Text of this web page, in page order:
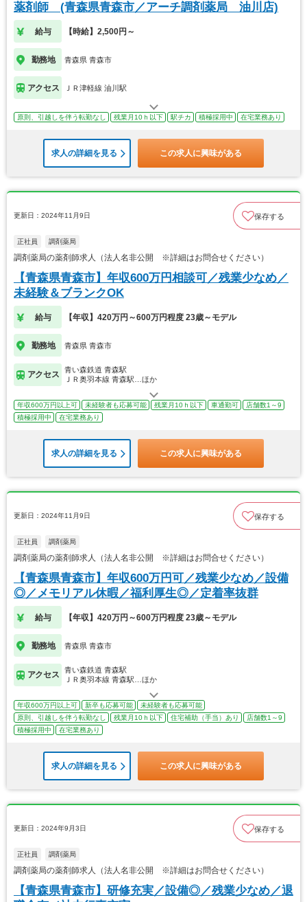
薬剤師 (青森県青森市／アーチ調剤薬局 油川店)
給与 【時給】2,500円～
勤務地 青森県 青森市
アクセス ＪＲ津軽線 油川駅
原則、引越しを伴う転勤なし 残業月10ｈ以下 駅チカ 積極採用中 在宅業務あり
求人の詳細を見る この求人に興味がある
更新日：2024年11月9日 保存する
正社員 調剤薬局
調剤薬局の薬剤師求人（法人名非公開 ※詳細はお問合せください）
【青森県青森市】年収600万円相談可／残業少なめ／
未経験＆ブランクOK
給与 【年収】420万円～600万円程度 23歳～モデル
勤務地 青森県 青森市
アクセス
青い森鉄道 青森駅
ＪＲ奥羽本線 青森駅…ほか
年収600万円以上可 未経験者も応募可能 残業月10ｈ以下 車通勤可
店舗数1～9
積極採用中
在宅業務あり
求人の詳細を見る この求人に興味がある
更新日：2024年11月9日 保存する
正社員 調剤薬局
調剤薬局の薬剤師求人（法人名非公開 ※詳細はお問合せください）
【青森県青森市】年収600万円可／残業少なめ／設備
◎／メモリアル休暇／福利厚生◎／定着率抜群
給与 【年収】420万円～600万円程度 23歳～モデル
勤務地 青森県 青森市
アクセス
青い森鉄道 青森駅
ＪＲ奥羽本線 青森駅…ほか
年収600万円以上可 新卒も応募可能
未経験者も応募可能
原則、引越しを伴う転勤なし
残業月10ｈ以下 住宅補助（手当）あり
店舗数1～9
積極採用中
在宅業務あり
求人の詳細を見る この求人に興味がある
更新日：2024年9月3日 保存する
正社員 調剤薬局
調剤薬局の薬剤師求人（法人名非公開 ※詳細はお問合せください）
【青森県青森市】研修充実／設備◎／残業少なめ／退